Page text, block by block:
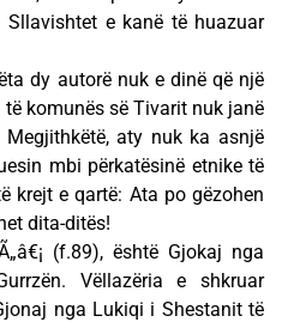
e kanë të huazuar
dy autorë nuk e dinë që një
komunës së Tivarit nuk janë
aty nuk ka asnjë
mbi përkatësinë etnike të
krejt e qartë: Ata po gëzohen
dita-ditës!
(f.89), është Gjokaj nga
Vëllazëria e shkruar
nga Lukiqi i Shestanit të